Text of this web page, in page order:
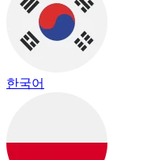
한국어